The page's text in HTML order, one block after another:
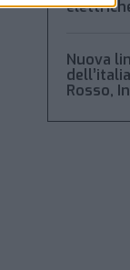
Nuova
Rosso,